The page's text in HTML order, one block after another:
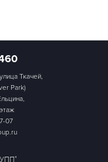
Ткачей,
Park)
07